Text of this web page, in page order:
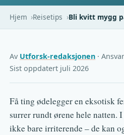
Hjem Reisetips Bli kvitt mygg
Av Utforsk-redaksjonen ·
Sist oppdatert juli 2026
Få ting ødelegger en eksotisk
surrer rundt ørene hele natten.
ikke bare irriterende – de kan